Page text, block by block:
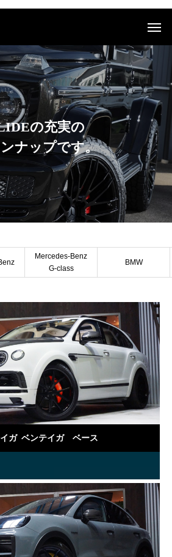
の充実の
ナップです。
Mercedes-Benz
G-class
BMW
ガ ベンテイガ ベース